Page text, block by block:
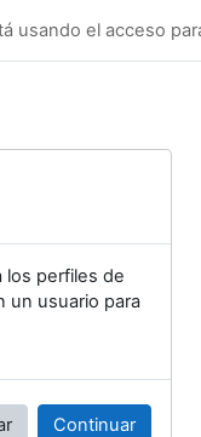
usando el acceso
los perfiles de
un usuario para
Continuar